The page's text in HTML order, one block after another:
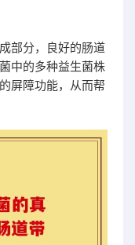
部分，良好的肠道
中的多种益生菌株
屏障功能，从而帮